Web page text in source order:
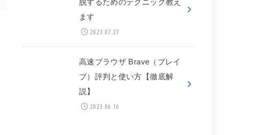
脱するためのテクニック教え
ます
2023.07.27
高速ブラウザ Brave（ブレイ
ブ）評判と使い方【徹底解
説】
2023.06.16